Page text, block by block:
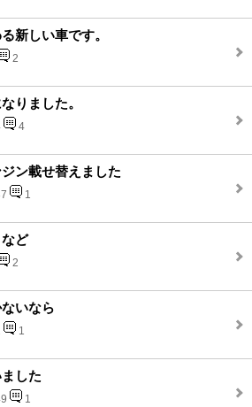
新しい車です。
2
りました。
4
ン載せ替えました
1
ど
2
いなら
1
した
1